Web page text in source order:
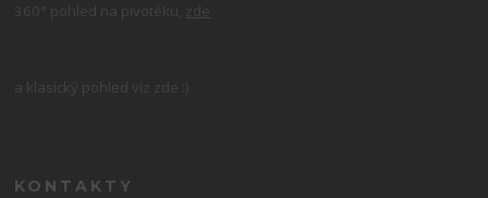
360° pohled na pivotéku, zde
a klasický pohled viz zde :)
KONTAKTY